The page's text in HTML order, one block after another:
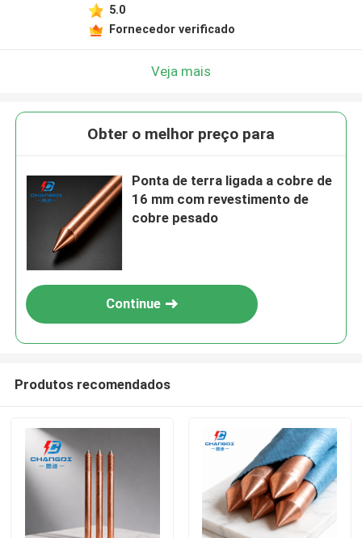
5.0
Fornecedor verificado
Veja mais
Obter o melhor preço para
Ponta de terra ligada a cobre de
16 mm com revestimento de
cobre pesado
Continue
Produtos recomendados